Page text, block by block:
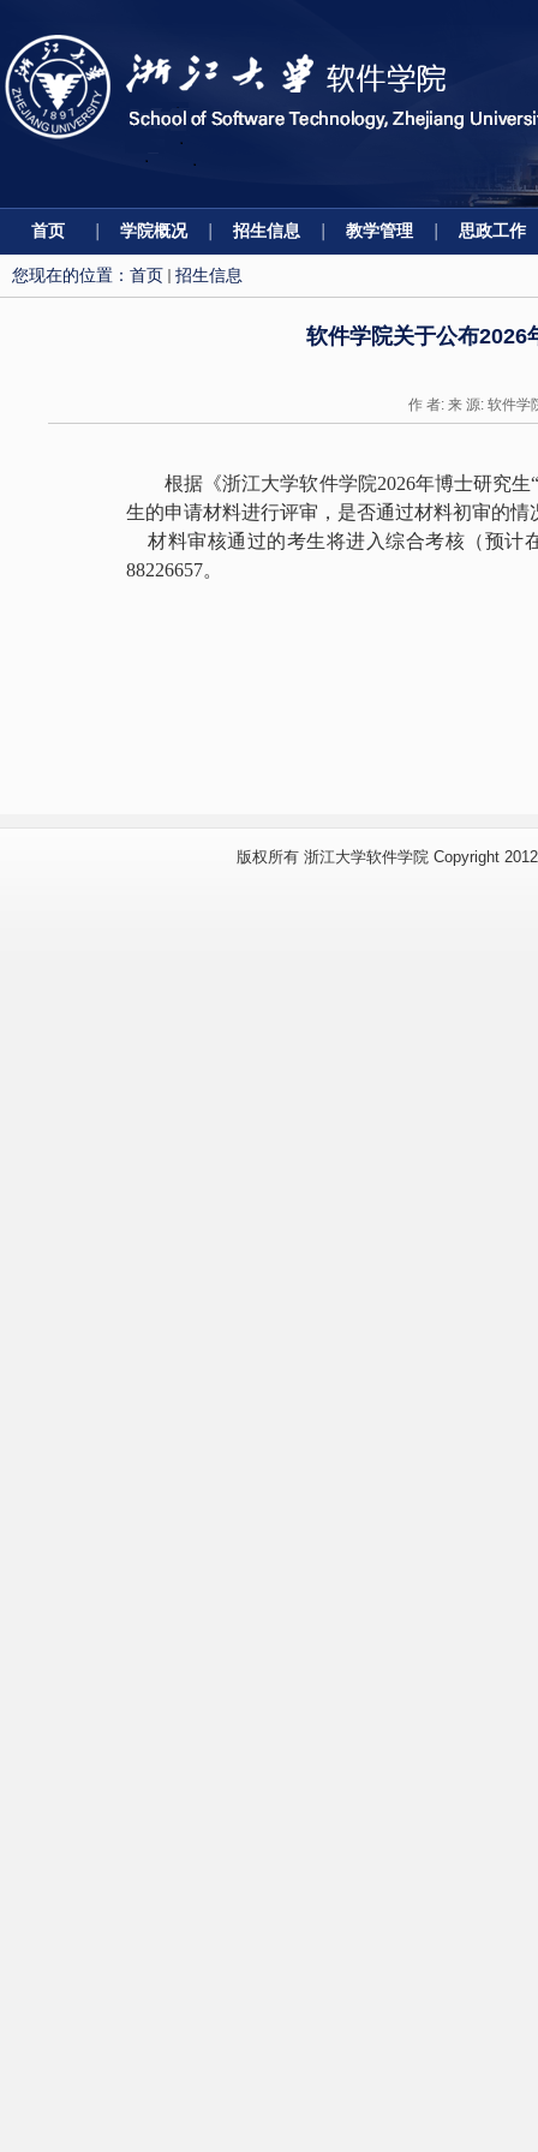
首页 学院概况 招生信息 教学管理 思政工作
您现在的位置： 首页 招生信息
软件学院关于公布2026
作 者: 来 源: 软件
根据《浙江大学软件学院2026年博士研究生
生的申请材料进行评审，是否通过材料初审的情
材料审核通过的考生将进入综合考核（预计
88226657。
版权所有 浙江大学软件学院 Copyright